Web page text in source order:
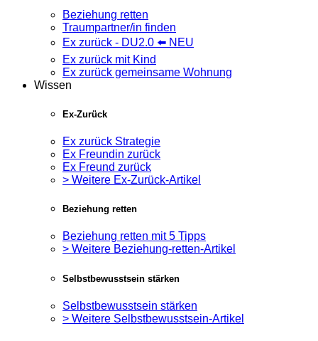
Beziehung retten
Traumpartner/in finden
Ex zurück - DU2.0 ⬅️ NEU
Ex zurück mit Kind
Ex zurück gemeinsame Wohnung
Wissen
Ex-Zurück
Ex zurück Strategie
Ex Freundin zurück
Ex Freund zurück
> Weitere Ex-Zurück-Artikel
Beziehung retten
Beziehung retten mit 5 Tipps
> Weitere Beziehung-retten-Artikel
Selbstbewusstsein stärken
Selbstbewusstsein stärken
> Weitere Selbstbewusstsein-Artikel